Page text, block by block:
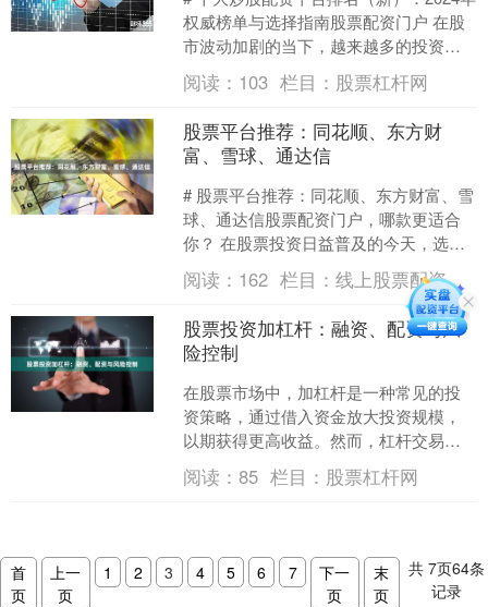
权威榜单与选择指南股票配资门户 在股
市波动加剧的当下，越来越多的投资者
开始关注配资这一杠杆工具。然而，面
对市场上鱼龙混....
阅读： 103 栏目： 股票杠杆网
股票平台推荐：同花顺、东方财
富、雪球、通达信
# 股票平台推荐：同花顺、东方财富、雪
球、通达信股票配资门户，哪款更适合
你？ 在股票投资日益普及的今天，选择
一款功能强大、数据准确、操作便捷的
股票平台，是每位投....
阅读： 162 栏目：线上股票配资
股票投资加杠杆：融资、配资与风
险控制
在股票市场中，加杠杆是一种常见的投
资策略，通过借入资金放大投资规模，
以期获得更高收益。然而，杠杆交易也
是一把双刃剑，在放大收益的同时也放
大了风险。本文将详细介绍....
阅读：85 栏目： 股票杠杆网
首
页
上一
页
1 2 3 4 5 6 7
下一
页
末
页
共 7页64条
记录